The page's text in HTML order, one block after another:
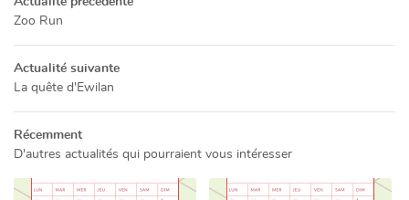
Zoo Run
Actualité suivante
La quête d'Ewilan
Récemment
D'autres actualités qui pourraient vous intéresser